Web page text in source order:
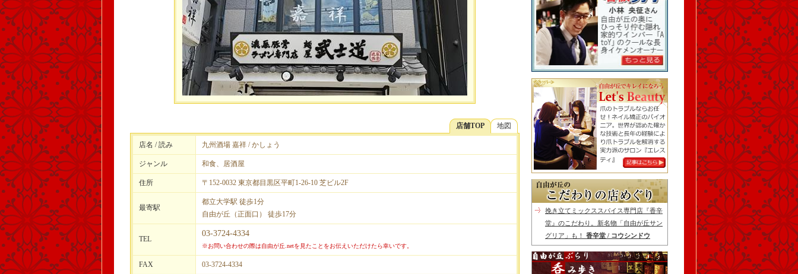
地図
店舗TOP
店名 / 読み 九州酒場 嘉祥 / かしょう
ジャンル 和食、居酒屋
住所 〒152-0032 東京都目黒区平町1-26-10 芝ビル2F
最寄駅
都立大学駅 徒歩1分
自由が丘（正面口） 徒歩17分
TEL
03-3724-4334
※お問い合わせの際は自由が丘.netを見たことをお伝えいただけたら幸いです。
FAX 03-3724-4334
挽き立てミックススパイス専門店『香辛
堂』のこだわり。新名物「自由が丘サン
グリア」も！ 香辛堂 / コウシンドウ